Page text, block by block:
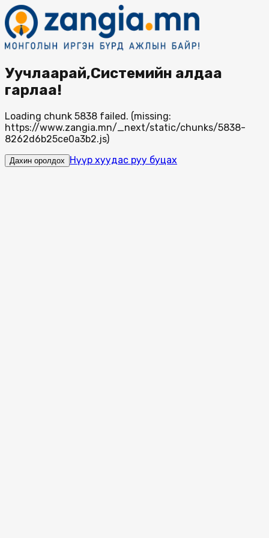
Уучлаарай,Системийн алдаа
гарлаа!
Loading chunk 5838 failed. (missing:
https://www.zangia.mn/_next/static/chunks/5838-
8262d6b25ce0a3b2.js)
Дахин оролдох Нүүр хуудас руу буцах